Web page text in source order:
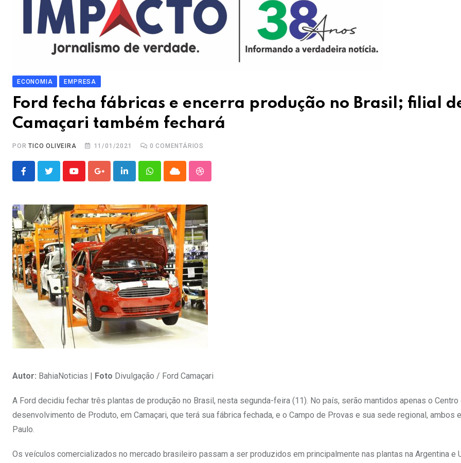
ECONOMIA EMPRESA
Ford fecha fábricas e encerra produção no Brasil; filial
Camaçari também fechará
PORTICO OLIVEIRA 11/01/2021 0 COMENTÁRIOS
YoutubeGoogle+LinkedInWhatsappCloud StumbleUpon
Autor: BahiaNoticias | Foto Divulgação / Ford Camaçari
A Ford decidiu fechar três plantas de produção no Brasil, nesta segunda-feira (11). No país, serão mantidos apenas o Centro
desenvolvimento de Produto, em Camaçari, que terá sua fábrica fechada, e o Campo de Provas e sua sede regional, ambos
Paulo.
Os veículos comercializados no mercado brasileiro passam a ser produzidos em principalmente nas plantas na Argentina e